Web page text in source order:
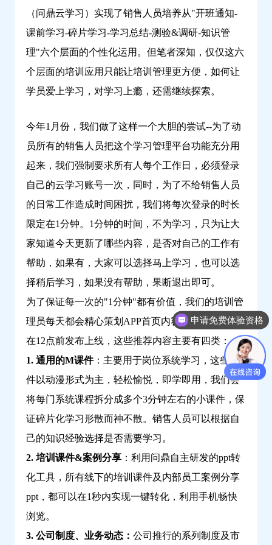
（问鼎云学习）实现了销售人员培养从"开班通知-
课前学习-碎片学习-学习总结-测验&调研-知识管
理"六个层面的个性化运用。但笔者深知，仅仅这六
个层面的培训应用只能让培训管理更方便，如何让
学员爱上学习，对学习上瘾，还需继续探索。
今年1月份，我们做了这样一个大胆的尝试--为了动
员所有的销售人员把这个学习管理平台功能充分用
起来，我们强制要求所有人每个工作日，必须登录
自己的云学习账号一次，同时，为了不给销售人员
的日常工作造成时间困扰，我们将每次登录的时长
限定在1分钟。1分钟的时间，不为学习，只为让大
家知道今天更新了哪些内容，是否对自己的工作有
帮助，如果有，大家可以选择马上学习，也可以选
择稍后学习，如果没有帮助，果断退出即可。
为了保证每一次的"1分钟"都有价值，我们的培训管
理员每天都会精心策划APP首页内容推荐工作，并
在12点前发布上线，这些推荐内容主要有四类：
1. 通用的M课件：主要用于岗位系统学习，这些课
件以动漫形式为主，轻松愉悦，即学即用，我们会
将每门系统课程拆分成多个3分钟左右的小课件，保
证碎片化学习形散而神不散。销售人员可以根据自
己的知识经验选择是否需要学习。
2. 培训课件&案例分享 ：利用问鼎自主研发的ppt转
化工具，所有线下的培训课件及内部员工案例分享
ppt，都可以在1秒内实现一键转化，利用手机畅快
浏览。
3. 公司制度、业务动态： 公司推行的系列制度及市
申请免费体验资格